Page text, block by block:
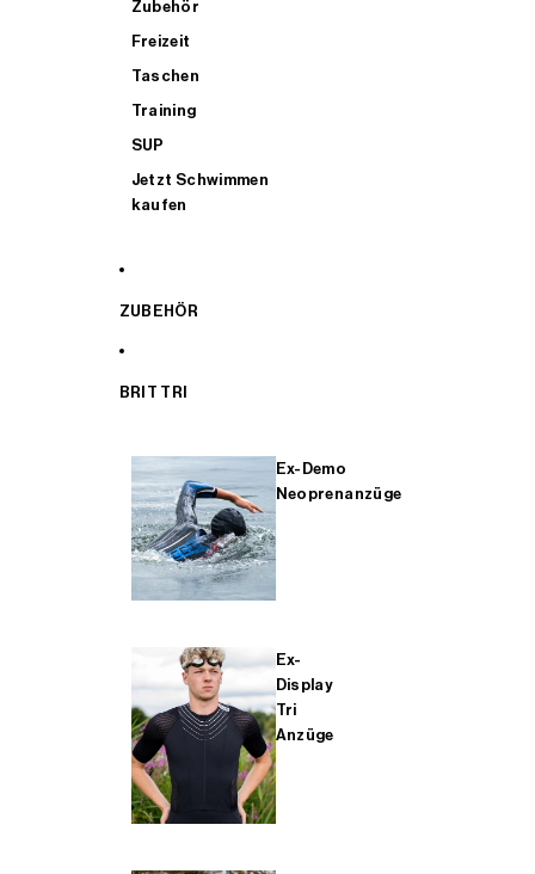
Zubehör
Freizeit
Taschen
Training
SUP
Jetzt Schwimmen
kaufen
ZUBEHÖR
BRIT TRI
Ex-Demo
Neoprenanzüge
Ex-
Display
Tri
Anzüge